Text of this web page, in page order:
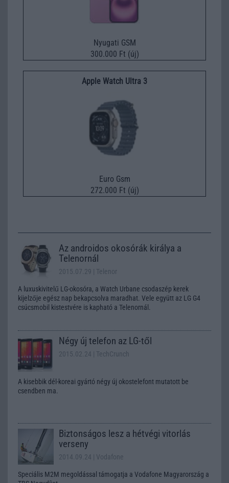
Nyugati GSM
300.000 Ft (új)
Apple Watch Ultra 3
Euro Gsm
272.000 Ft (új)
Az androidos okosórák királya a
Telenornál
2015.07.29 | Telenor
A luxuskivitelű LG-okosóra, a Watch Urbane csodaszép kerek
kijelzője egész nap bekapcsolva maradhat. Vele együtt az LG G4
csúcsmobil kistestvére is kapható a Telenornál.
Négy új telefon az LG-től
2015.02.24 | TechCrunch
A kisebbik dél-koreai gyártó négy új okostelefont mutatott be
csendben ma.
Biztonságos lesz a hétvégi vitorlás
verseny
2014.09.24 | Vodafone
Speciális M2M megoldással támogatja a Vodafone Magyarország a